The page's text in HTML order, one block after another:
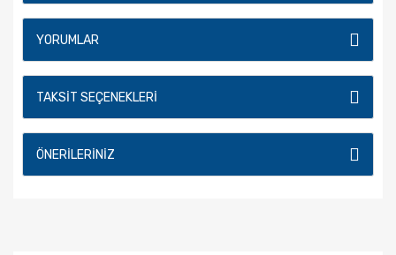
YORUMLAR
TAKSIT SEÇENEKLERI
ÖNERILERINIZ